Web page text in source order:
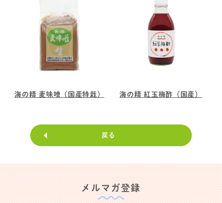
海の精 麦味噌（国産特栽） 海の精 紅玉梅酢（国産）
戻る
メルマガ登録